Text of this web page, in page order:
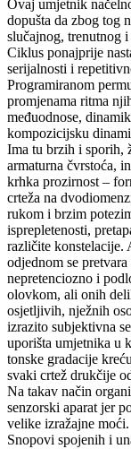
Ovaj umjetnik
dopušta da zbog tog
slučajnog, trenutnog
Ciklus ponajprije
serijalnosti i
Programiranom
promjenama ritma
međuodnose,
kompozicijsku
Ima tu brzih i sporih,
armaturna čvrstoća,
krhka prozirnost –
crteža na
rukom i brzim
isprepletenosti,
različite konstelacije.
odjednom se
nepretenciozno i
olovkom, ali onih
osjetljivih, nježnih
izrazito subjektivna
uporišta umjetnika u
tonske gradacije
svaki crtež drukčije
Na takav način
senzorski aparat jer
velike izražajne moći.
Snopovi spojenih i